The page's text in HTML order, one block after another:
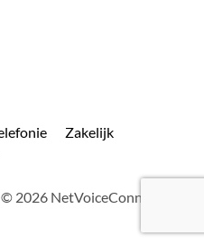
Zakelijk
2026 NetVoiceConnect.com